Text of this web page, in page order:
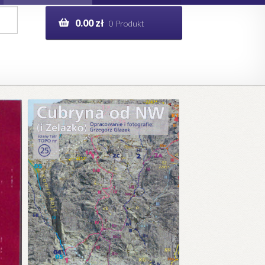
0.00zł 0 Produkt
Help in English